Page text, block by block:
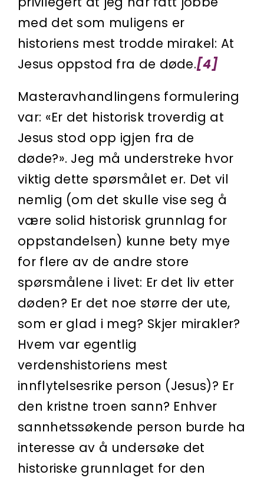
med det som muligens er
historiens mest trodde mirakel: At
Jesus oppstod fra de døde.[4]
Masteravhandlingens formulering
var: «Er det historisk troverdig at
Jesus stod opp igjen fra de
døde?». Jeg må understreke hvor
viktig dette spørsmålet er. Det vil
nemlig (om det skulle vise seg å
være solid historisk grunnlag for
oppstandelsen) kunne bety mye
for flere av de andre store
spørsmålene i livet: Er det liv etter
døden? Er det noe større der ute,
som er glad i meg? Skjer mirakler?
Hvem var egentlig
verdenshistoriens mest
innflytelsesrike person (Jesus)? Er
den kristne troen sann? Enhver
sannhetssøkende person burde ha
interesse av å undersøke det
historiske grunnlaget for den